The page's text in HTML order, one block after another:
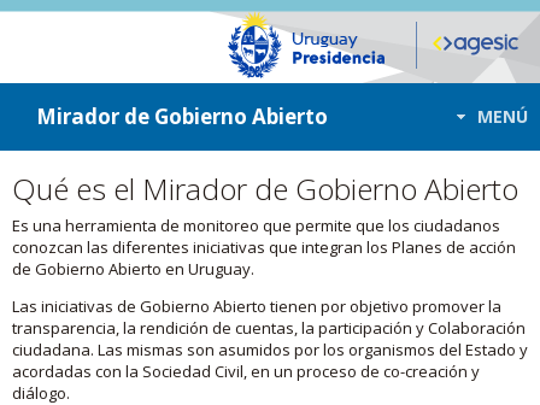
ir a contenido
ir al menú
Mirador de Gobierno Abierto MENÚ
Qué es el Mirador de Gobierno Abierto
Es una herramienta de monitoreo que permite que los ciudadanos
conozcan las diferentes iniciativas que integran los Planes de acción
de Gobierno Abierto en Uruguay.
Las iniciativas de Gobierno Abierto tienen por objetivo promover la
transparencia, la rendición de cuentas, la participación y Colaboración
ciudadana. Las mismas son asumidos por los organismos del Estado y
acordadas con la Sociedad Civil, en un proceso de co-creación y
diálogo.